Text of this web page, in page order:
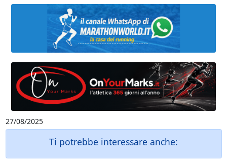
27/08/2025
Ti potrebbe interessare anche: